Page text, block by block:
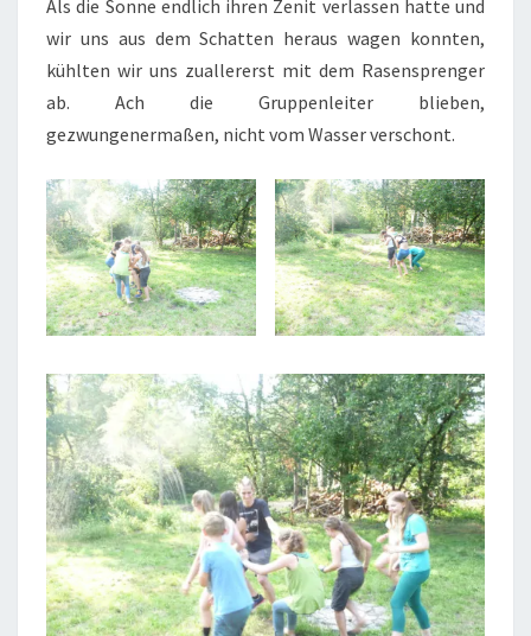
Als die Sonne endlich ihren Zenit verlassen hatte und
wir uns aus dem Schatten heraus wagen konnten,
kühlten wir uns zuallererst mit dem Rasensprenger
ab. Ach die Gruppenleiter blieben,
gezwungenermaßen, nicht vom Wasser verschont.